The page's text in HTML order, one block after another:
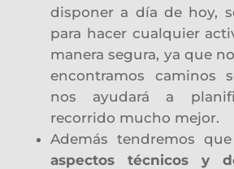
disponer a día de hoy,
para hacer cualquier
manera segura, ya que
encontramos caminos
nos ayudará a
recorrido mucho mejor.
Además tendremos
aspectos técnicos y